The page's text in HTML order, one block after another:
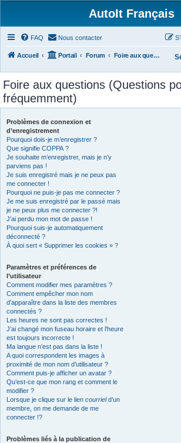
AutoIt Français
FAQ Nous contacter
Accueil Portail Forum Foire aux questions (Questions posées fréquemment)
Foire aux questions (Questions
fréquemment)
Problèmes de connexion et
d’enregistrement
Pourquoi dois-je m’enregistrer ?
Que signifie COPPA ?
Je souhaite m’enregistrer, mais je n’y
parviens pas !
Je suis enregistré mais je ne peux pas
me connecter !
Pourquoi ne puis-je pas me connecter ?
Je me suis enregistré par le passé mais
je ne peux plus me connecter ?!
J’ai perdu mon mot de passe !
Pourquoi suis-je automatiquement
déconnecté ?
À quoi sert « Supprimer les cookies » ?
Paramètres et préférences de
l’utilisateur
Comment modifier mes paramètres ?
Comment empêcher mon nom
d’apparaître dans la liste des membres
connectés ?
Les heures ne sont pas correctes !
J’ai changé mon fuseau horaire et l’heure
est toujours incorrecte !
Ma langue n’est pas dans la liste !
A quoi correspondent les images à
proximité de mon nom d’utilisateur ?
Comment puis-je afficher un avatar ?
Qu’est-ce que mon rang et comment le
modifier ?
Lorsque je clique sur le lien courrield’un
membre, on me demande de me
connecter !?
Problèmes liés à la publication de